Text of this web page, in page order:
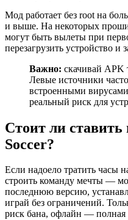
Мод работает без root на
и выше. На некоторых
могут быть вылеты при
перезагрузить устройство и
Важно: скачивай APK
Левые источники
встроенными
реальный риск для
Стоит ли ставить
Soccer?
Если надоело тратить часы
строить команду мечты —
последнюю версию,
играй без ограничений.
риск бана, офлайн — полная